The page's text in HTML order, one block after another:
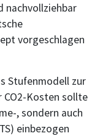
nachvollziehbar
vorgeschlagen
Stufenmodell zur
CO2-Kosten sollte
, sondern auch
einbezogen